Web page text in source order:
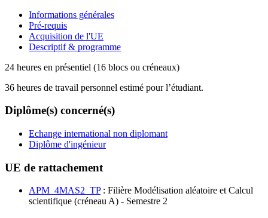
Informations générales
Pré-requis
Acquisition de l'UE
Descriptif & programme
24 heures en présentiel (16 blocs ou créneaux)
36 heures de travail personnel estimé pour l’étudiant.
Diplôme(s) concerné(s)
Echange international non diplomant
Diplôme d'ingénieur
UE de rattachement
APM_4MAS2_TP: Filière Modélisation aléatoire et Calcul
scientifique (créneau A) - Semestre 2